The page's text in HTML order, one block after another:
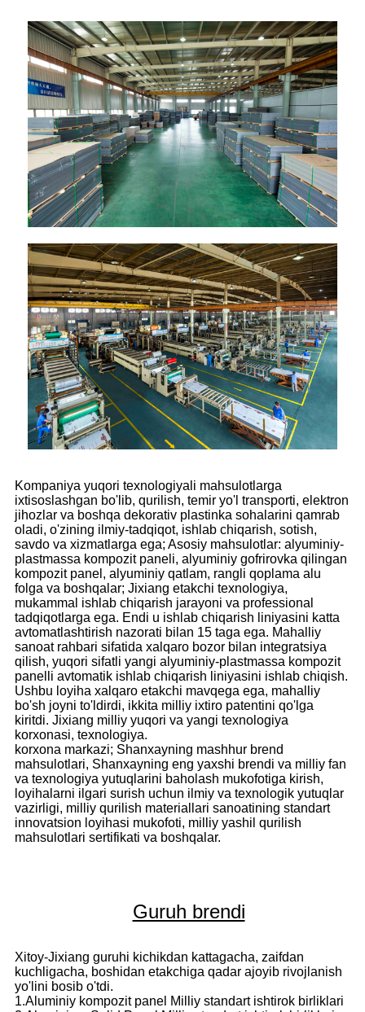
Kompaniya yuqori texnologiyali mahsulotlarga
ixtisoslashgan bo'lib, qurilish, temir yo'l transporti, elektron
jihozlar va boshqa dekorativ plastinka sohalarini qamrab
oladi, o'zining ilmiy-tadqiqot, ishlab chiqarish, sotish,
savdo va xizmatlarga ega; Asosiy mahsulotlar: alyuminiy-
plastmassa kompozit paneli, alyuminiy gofrirovka qilingan
kompozit panel, alyuminiy qatlam, rangli qoplama alu
folga va boshqalar; Jixiang etakchi texnologiya,
mukammal ishlab chiqarish jarayoni va professional
tadqiqotlarga ega. Endi u ishlab chiqarish liniyasini katta
avtomatlashtirish nazorati bilan 15 taga ega. Mahalliy
sanoat rahbari sifatida xalqaro bozor bilan integratsiya
qilish, yuqori sifatli yangi alyuminiy-plastmassa kompozit
panelli avtomatik ishlab chiqarish liniyasini ishlab chiqish.
Ushbu loyiha xalqaro etakchi mavqega ega, mahalliy
bo'sh joyni to'ldirdi, ikkita milliy ixtiro patentini qo'lga
kiritdi. Jixiang milliy yuqori va yangi texnologiya
korxonasi, texnologiya.
korxona markazi; Shanxayning mashhur brend
mahsulotlari, Shanxayning eng yaxshi brendi va milliy fan
va texnologiya yutuqlarini baholash mukofotiga kirish,
loyihalarni ilgari surish uchun ilmiy va texnologik yutuqlar
vazirligi, milliy qurilish materiallari sanoatining standart
innovatsion loyihasi mukofoti, milliy yashil qurilish
mahsulotlari sertifikati va boshqalar.
Guruh brendi
Xitoy-Jixiang guruhi kichikdan kattagacha, zaifdan
kuchligacha, boshidan etakchiga qadar ajoyib rivojlanish
yo'lini bosib o'tdi.
1.Aluminiy kompozit panel Milliy standart ishtirok birliklari